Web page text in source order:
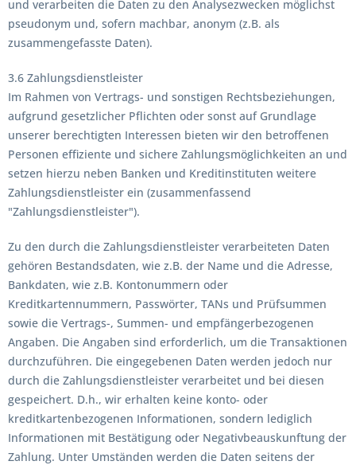
und verarbeiten die Daten zu den Analysezwecken möglichst
pseudonym und, sofern machbar, anonym (z.B. als
zusammengefasste Daten).
3.6 Zahlungsdienstleister
Im Rahmen von Vertrags- und sonstigen Rechtsbeziehungen,
aufgrund gesetzlicher Pflichten oder sonst auf Grundlage
unserer berechtigten Interessen bieten wir den betroffenen
Personen effiziente und sichere Zahlungsmöglichkeiten an und
setzen hierzu neben Banken und Kreditinstituten weitere
Zahlungsdienstleister ein (zusammenfassend
"Zahlungsdienstleister").
Zu den durch die Zahlungsdienstleister verarbeiteten Daten
gehören Bestandsdaten, wie z.B. der Name und die Adresse,
Bankdaten, wie z.B. Kontonummern oder
Kreditkartennummern, Passwörter, TANs und Prüfsummen
sowie die Vertrags-, Summen- und empfängerbezogenen
Angaben. Die Angaben sind erforderlich, um die Transaktionen
durchzuführen. Die eingegebenen Daten werden jedoch nur
durch die Zahlungsdienstleister verarbeitet und bei diesen
gespeichert. D.h., wir erhalten keine konto- oder
kreditkartenbezogenen Informationen, sondern lediglich
Informationen mit Bestätigung oder Negativbeauskunftung der
Zahlung. Unter Umständen werden die Daten seitens der